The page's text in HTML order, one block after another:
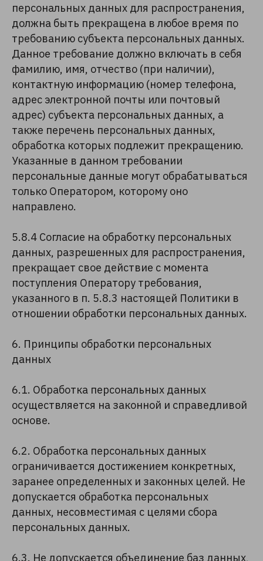
персональных данных для распространения,
должна быть прекращена в любое время по
требованию субъекта персональных данных.
Данное требование должно включать в себя
фамилию, имя, отчество (при наличии),
контактную информацию (номер телефона,
адрес электронной почты или почтовый
адрес) субъекта персональных данных, а
также перечень персональных данных,
обработка которых подлежит прекращению.
Указанные в данном требовании
персональные данные могут обрабатываться
только Оператором, которому оно
направлено.
5.8.4 Согласие на обработку персональных
данных, разрешенных для распространения,
прекращает свое действие с момента
поступления Оператору требования,
указанного в п. 5.8.3 настоящей Политики в
отношении обработки персональных данных.
6. Принципы обработки персональных
данных
6.1. Обработка персональных данных
осуществляется на законной и справедливой
основе.
6.2. Обработка персональных данных
ограничивается достижением конкретных,
заранее определенных и законных целей. Не
допускается обработка персональных
данных, несовместимая с целями сбора
персональных данных.
6.3. Не допускается объединение баз данных,